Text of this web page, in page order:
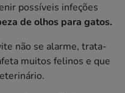
possíveis infeções
de olhos para gatos.
não se alarme, trata-
muitos felinos e que